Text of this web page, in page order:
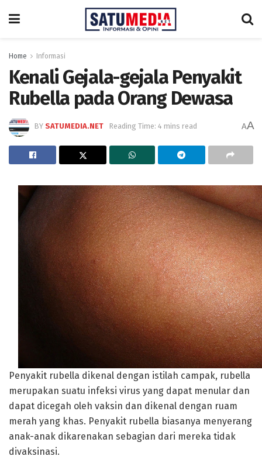
Home Informasi
Kenali Gejala-gejala Penyakit
Rubella pada Orang Dewasa
BY SATUMEDIA.NET Reading Time: 4 mins read AA
Penyakit rubella dikenal dengan istilah campak, rubella
merupakan suatu infeksi virus yang dapat menular dan
dapat dicegah oleh vaksin dan dikenal dengan ruam
merah yang khas. Penyakit rubella biasanya menyerang
anak-anak dikarenakan sebagian dari mereka tidak
divaksinasi.